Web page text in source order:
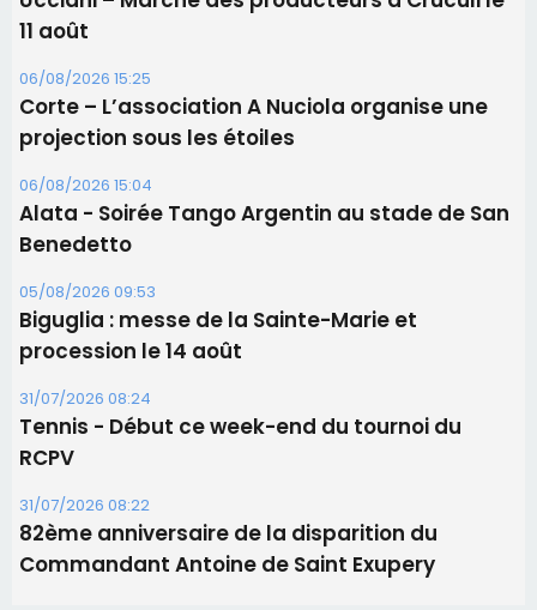
05/08/2026 09:53
Biguglia : messe de la Sainte-Marie et
procession le 14 août
31/07/2026 08:24
Tennis - Début ce week-end du tournoi du
RCPV
31/07/2026 08:22
82ème anniversaire de la disparition du
Commandant Antoine de Saint Exupery
Les plus lus
Satine Nomary est la nouvelle Miss Corse 2026
d'un spectacle qui ne reviendra pas avant 2081
Éclipse du 12 août : Où s'installer en Corse pour
profiter pleinement du spectacle ?